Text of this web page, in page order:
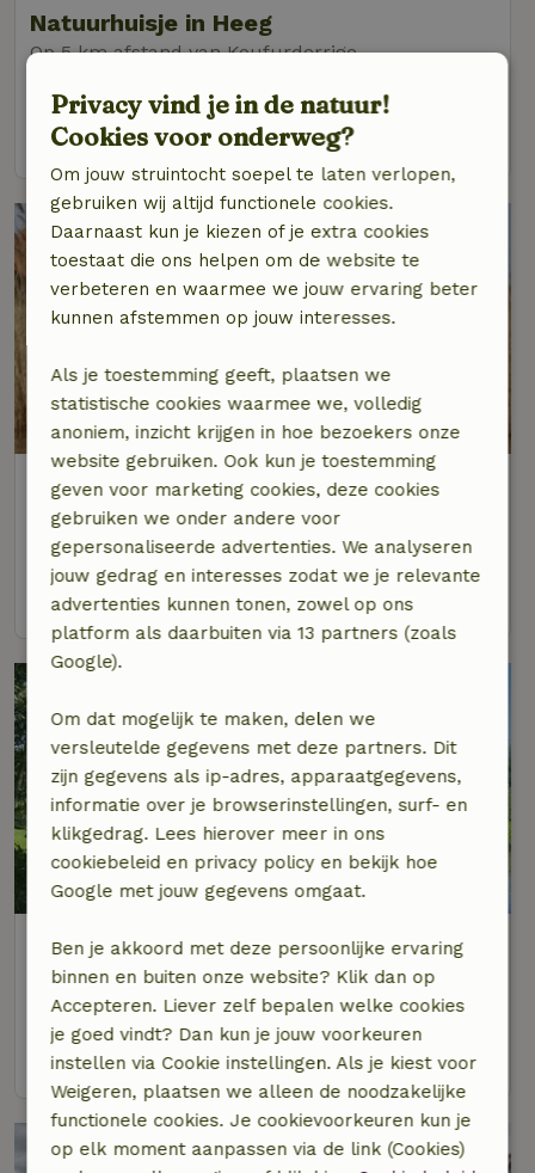
Natuurhuisje in Heeg
Op 5 km afstand van Koufurderrige
2 personen
Natuurhuisje in Sloten
Op 5 km afstand van Koufurderrige
10 personen4 slaapkamers
Natuurhuisje in Hommerts
Op 5 km afstand van Koufurderrige
8,8/10
4 personen2 slaapkamers
bekijk
Privacy vind je in de natuur!
Cookies voor onderweg?
Om jouw struintocht soepel te laten verlopen,
gebruiken wij altijd functionele cookies.
Daarnaast kun je kiezen of je extra cookies
toestaat die ons helpen om de website te
verbeteren en waarmee we jouw ervaring beter
kunnen afstemmen op jouw interesses.
Als je toestemming geeft, plaatsen we
statistische cookies waarmee we, volledig
anoniem, inzicht krijgen in hoe bezoekers onze
website gebruiken. Ook kun je toestemming
geven voor marketing cookies, deze cookies
gebruiken we onder andere voor
gepersonaliseerde advertenties. We analyseren
jouw gedrag en interesses zodat we je relevante
advertenties kunnen tonen, zowel op ons
platform als daarbuiten via 13 partners (zoals
Google).
Om dat mogelijk te maken, delen we
versleutelde gegevens met deze partners. Dit
zijn gegevens als ip-adres, apparaatgegevens,
informatie over je browserinstellingen, surf- en
klikgedrag. Lees hierover meer in ons
cookiebeleid en privacy policy en bekijk hoe
Google met jouw gegevens omgaat.
Ben je akkoord met deze persoonlijke ervaring
binnen en buiten onze website? Klik dan op
Accepteren. Liever zelf bepalen welke cookies
je goed vindt? Dan kun je jouw voorkeuren
instellen via Cookie instellingen. Als je kiest voor
Weigeren, plaatsen we alleen de noodzakelijke
functionele cookies. Je cookievoorkeuren kun je
op elk moment aanpassen via de link (Cookies)